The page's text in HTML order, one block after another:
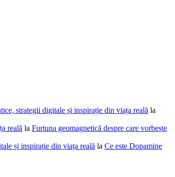
strategii digitale și inspirație din viața reală la
reală la Furtuna geomagnetică despre care vorbește
și inspirație din viața reală la Ce este Dopamine